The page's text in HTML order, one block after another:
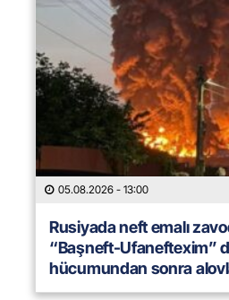
05.08.2026 - 13:00
Rusiyada neft emalı
“Başneft-Ufaneftexim”
hücumundan sonra